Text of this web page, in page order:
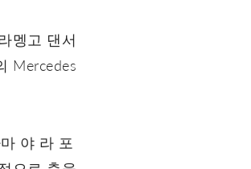
멩고 댄서
Mercedes
야 라 포